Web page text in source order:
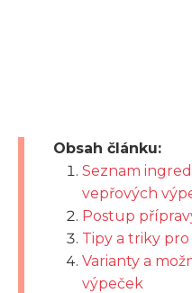
Obsah článku:
Seznam
vepřových
Postup
Tipy a triky
Varianty a
výpeček